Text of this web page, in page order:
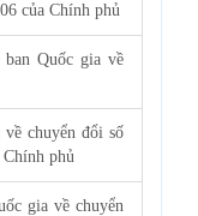
của Chính phủ
Quốc gia về
chuyển đổi số
phủ
gia về chuyển